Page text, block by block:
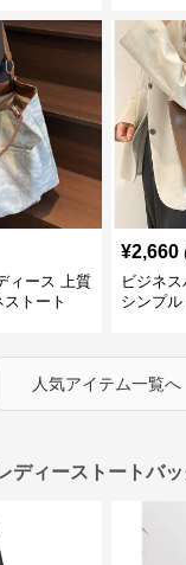
ィース 上質
トート
¥2,660
ビジネ
シンプ
人気アイテム一覧へ
ディーストートバ